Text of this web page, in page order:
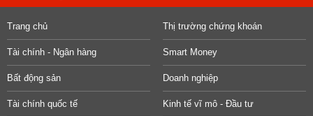
Trang chủ Thị trường chứng khoán
Tài chính - Ngân hàng Smart Money
Bất động sản Doanh nghiệp
Tài chính quốc tế Kinh tế vĩ mô - Đầu tư